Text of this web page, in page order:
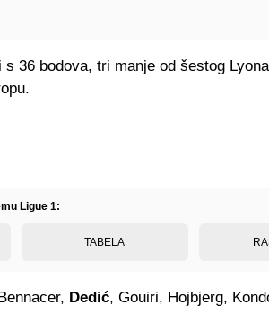
36 bodova, tri manje od šestog
Ligue 1:
TABELA
Dedić, Gouiri, Hojbjerg,